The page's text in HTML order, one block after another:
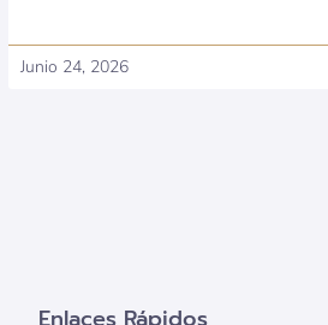
Junio 24, 2026